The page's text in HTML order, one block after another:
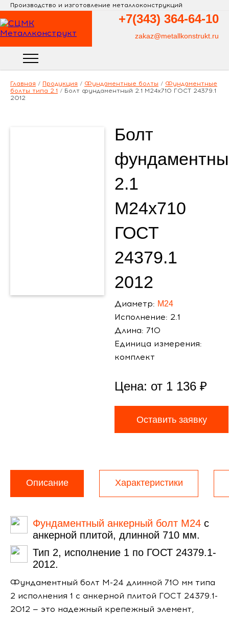
Производство и изготовление металлоконструкций
+7(343) 364-64-10
zakaz@metallkonstrukt.ru
Главная / Продукция / Фундаментные болты / Фундаментные
болты типа 2.1 / Болт фундаментный 2.1 М24х710 ГОСТ 24379.1
2012
Болт
2.1
М24х710
ГОСТ
24379.1
2012
Диаметр: М24
Исполнение: 2.1
Длина: 710
Единица измерения:
комплект
Цена: от 1 136 ₽
Оставить заявку
Описание Характеристики
Фундаментный анкерный болт М24 с
анкерной плитой, длинной 710 мм.
Тип 2, исполнение 1 по ГОСТ 24379.1-
2012.
Фундаментный болт М-24 длинной 710 мм типа
2 исполнения 1 с анкерной плитой ГОСТ 24379.1-
2012 — это надежный крепежный элемент,